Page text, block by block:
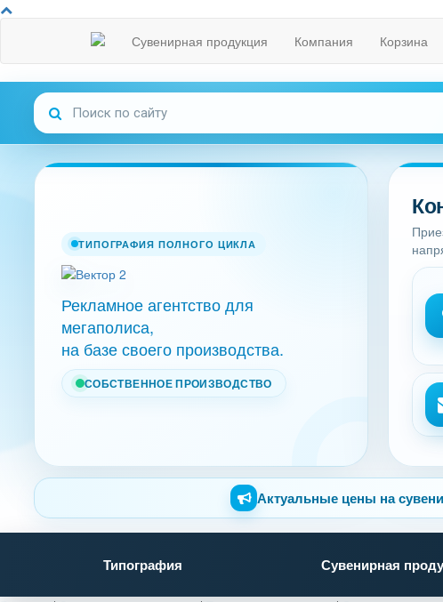
Сувенирная продукция Компания Корзина
ТИПОГРАФИЯ ПОЛНОГО ЦИКЛА
Рекламное агентство для
мегаполиса,
на базе своего производства.
СОБСТВЕННОЕ ПРОИЗВОДСТВО
Актуальные цены на
Типография Сувенирная